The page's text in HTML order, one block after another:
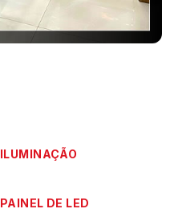
ILUMINAÇÃO
PAINEL DE LED